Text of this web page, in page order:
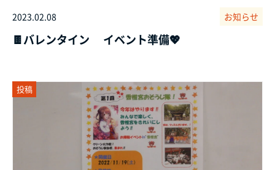
2023.02.08 お知らせ
🍫バレンタイン イベント準備💖
投稿